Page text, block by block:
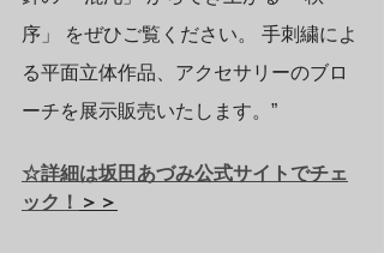
序」 をぜひご覧ください。 手刺繍によ
る平面立体作品、アクセサリーのブロ
ーチを展示販売いたします。”
☆詳細は坂田あづみ公式サイトでチェ
ック！ ＞＞